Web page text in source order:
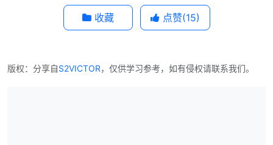
收藏 点赞(15)
版权：分享自S2VICTOR，仅供学习参考，如有侵权请联系我们。